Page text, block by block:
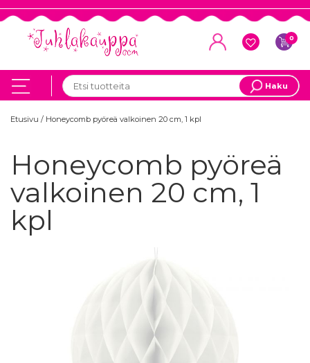
0
Haku
Etusivu / Honeycomb pyöreä valkoinen 20 cm, 1 kpl
Honeycomb pyöreä
valkoinen 20 cm, 1
kpl